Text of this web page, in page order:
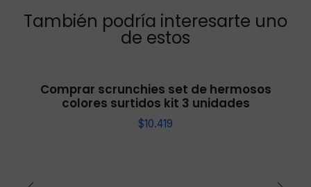
También podría interesarte uno
de estos
Comprar scrunchies set de hermosos
colores surtidos kit 3 unidades
$10.419